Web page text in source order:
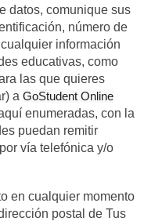
datos, comunique sus
número de
información
educativas, como
las que quieres
a GoStudent Online
enumeradas, con la
puedan remitir
vía telefónica y/o
en cualquier momento
postal de Tus